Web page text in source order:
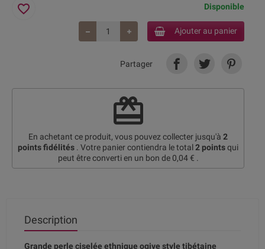
Disponible
Ajouter au panier
favorite_border
Partager
redeem
En achetant ce produit, vous pouvez collecter jusqu'à 2
points fidélités . Votre panier contiendra le total 2 pointsqui
peut être converti en un bon de 0,04 € .
Description
Grande perle ciselée ethnique ogive style tibétaine